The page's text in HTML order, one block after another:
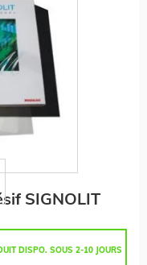
SIGNOLIT
DISPO. SOUS 2-10 JOURS